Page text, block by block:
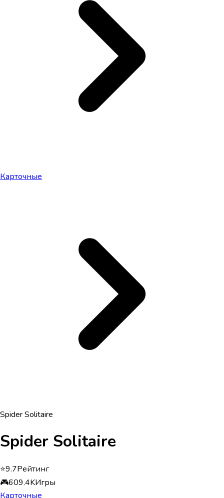
Карточные
Spider Solitaire
Spider Solitaire
⭐9.7Рейтинг
🎮609.4KИгры
Карточные